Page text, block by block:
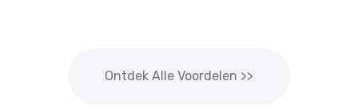
Ontdek Alle Voordelen >>